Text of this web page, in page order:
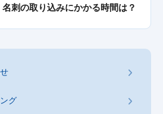
グ
名刺の取り込みにかかる時間は？